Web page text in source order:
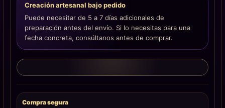
Creación artesanal bajo pedido
Puede necesitar de 5 a 7 días adicionales de
preparación antes del envío. Si lo necesitas para una
fecha concreta, consúltanos antes de comprar.
Compra segura